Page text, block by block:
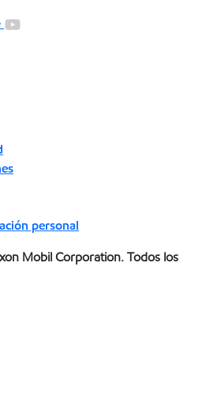
personal
Mobil Corporation. Todos los